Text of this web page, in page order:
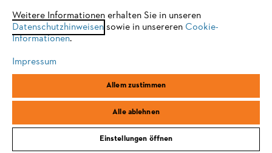
Allgemeine Geschäftsbedingungen
Impressum Cookies Rechtliche Informationen
STIHL Vertriebszentrale AG & Co. KG, D-64807 Dieburg
eine optimale Nutzung unserer Seite empfehlen wir Ihnen, zu
einem der folgenden Browser zu wechseln:
Firefox Chrome
Weitere Informationen erhalten Sie in unseren
Datenschutzhinweisensowie in unsereren Cookie-
Informationen.
Impressum
Allem zustimmen
Alle ablehnen
Einstellungen öffnen